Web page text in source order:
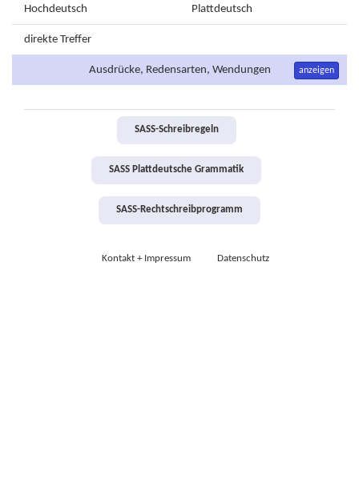
Hochdeutsch Plattdeutsch
direkte Treffer
Ausdrücke, Redensarten, Wendungen anzeigen
SASS-Schreibregeln
SASS Plattdeutsche Grammatik
SASS-Rechtschreibprogramm
Kontakt + Impressum Datenschutz